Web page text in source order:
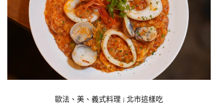
歐法、美、義式料理 | 北市這樣吃